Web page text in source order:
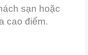
sạn hoặc
cao điểm.